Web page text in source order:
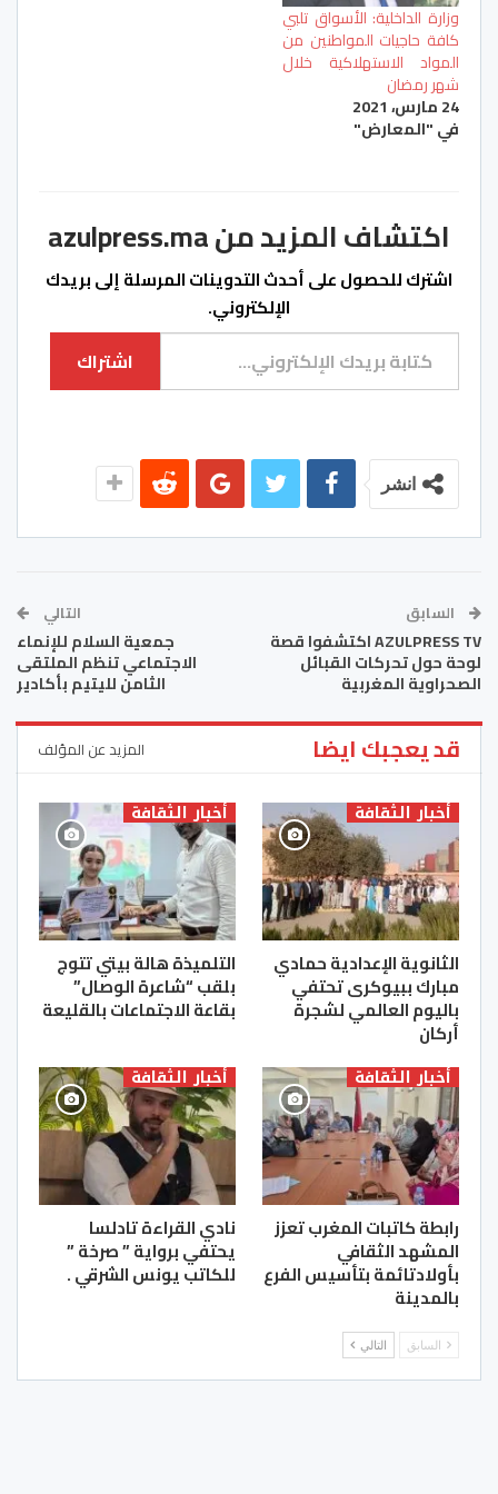
وزارة الداخلية: الأسواق تلبي
كافة حاجيات المواطنين من
المواد الاستهلاكية خلال
شهر رمضان
24 مارس، 2021
في "المعارض"
اكتشاف المزيد من azulpress.ma
اشترك للحصول على أحدث التدوينات المرسلة إلى بريدك
الإلكتروني.
كتابة بريدك الإلكتروني...
اشتراك
انشر
السابق
AZULPRESS TV اكتشفوا قصة
لوحة حول تحركات القبائل
الصحراوية المغربية
التالي
جمعية السلام للإنماء
الاجتماعي تنظم الملتقى
الثامن لليتيم بأكادير
قد يعجبك ايضا المزيد عن المؤلف
أخبار الثقافة
الثانوية الإعدادية حمادي
مبارك ببيوكرى تحتفي
باليوم العالمي لشجرة
أركان
أخبار الثقافة
التلميذة هالة بيتي تتوج
بلقب “شاعرة الوصال”
بقاعة الاجتماعات بالقليعة
أخبار الثقافة
رابطة كاتبات المغرب تعزز
المشهد الثقافي
بأولادتائمة بتأسيس الفرع
بالمدينة
أخبار الثقافة
نادي القراءة تادلسا
يحتفي برواية ” صرخة ”
للكاتب يونس الشرقي .
السابق التالي